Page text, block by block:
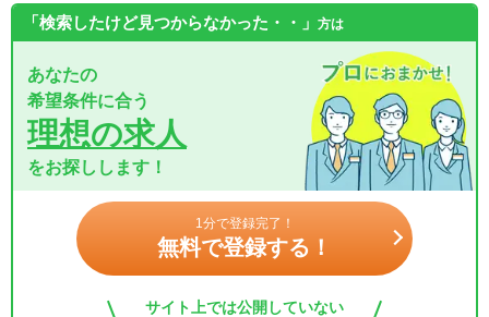
「検索したけど見つからなかった・・」 方は
あなたの
希望条件に合う
理想の求人
をお探しします！
1分で登録完了！
無料で登録する！
サイト上では公開していない